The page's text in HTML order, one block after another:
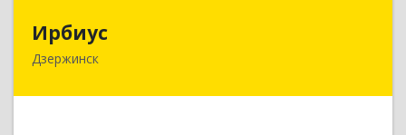
Ирбиус
Дзержинск606016, Нижегородская обл, Дзержинск г,